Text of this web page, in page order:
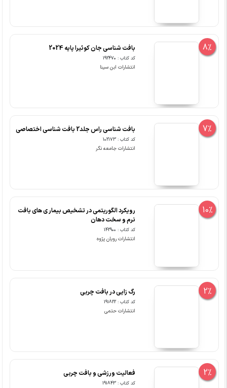
8% بافت شناسی جان کوئیرا پایه 2024
کد کتاب : 192470
انتشارات ابن سینا
7% بافت شناسی راس جلد2 بافت شناسی اختصاصی
کد کتاب : 102173
انتشارات جامعه نگر
10%
رویکرد الگوریتمی در تشخیص بیمار ی های بافت
نرم و سخت دهان
کد کتاب : 142900
انتشارات رویان پژوه
2% رگ زایی در بافت چربی
کد کتاب : 191822
انتشارات حتمی
2% فعالیت ورزشی و بافت چربی
کد کتاب : 191843